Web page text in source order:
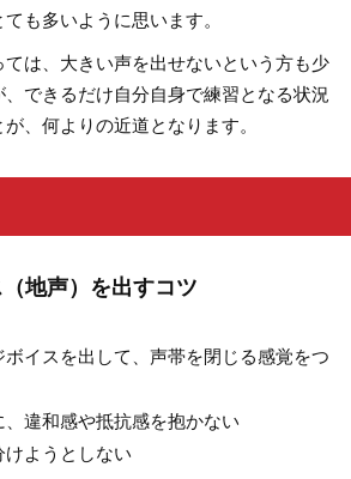
も多いように思います。
ては、大きい声を出せないという方も少
できるだけ自分自身で練習となる状況
、何よりの近道となります。
地声）を出すコツ
ボイスを出して、声帯を閉じる感覚をつ
違和感や抵抗感を抱かない
ようとしない